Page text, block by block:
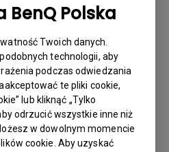
BenQ Polska
Twoich danych.
technologii, aby
podczas odwiedzania
te pliki cookie,
lub kliknąć „Tylko
odrzucić wszystkie inne niż
w dowolnym momencie
cookie. Aby uzyskać